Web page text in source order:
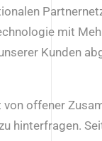
mit
Kunden
von offener
hinterfragen.